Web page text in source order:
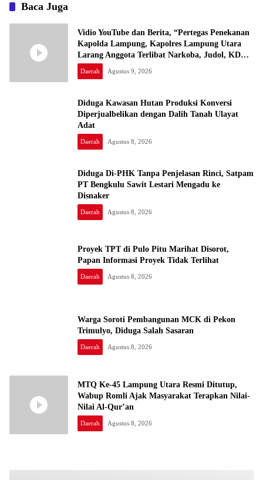
Baca Juga
Vidio YouTube dan Berita, “Pertegas Penekanan
Kapolda Lampung, Kapolres Lampung Utara
Larang Anggota Terlibat Narkoba, Judol, KDRT
dan Perselingkuhan”
Daerah Agustus 9, 2026
Diduga Kawasan Hutan Produksi Konversi
Diperjualbelikan dengan Dalih Tanah Ulayat
Adat
Daerah Agustus 8, 2026
Diduga Di-PHK Tanpa Penjelasan Rinci, Satpam
PT Bengkulu Sawit Lestari Mengadu ke
Disnaker
Daerah Agustus 8, 2026
Proyek TPT di Pulo Pitu Marihat Disorot,
Papan Informasi Proyek Tidak Terlihat
Daerah Agustus 8, 2026
Warga Soroti Pembangunan MCK di Pekon
Trimulyo, Diduga Salah Sasaran
Daerah Agustus 8, 2026
MTQ Ke-45 Lampung Utara Resmi Ditutup,
Wabup Romli Ajak Masyarakat Terapkan Nilai-
Nilai Al-Qur’an
Daerah Agustus 8, 2026